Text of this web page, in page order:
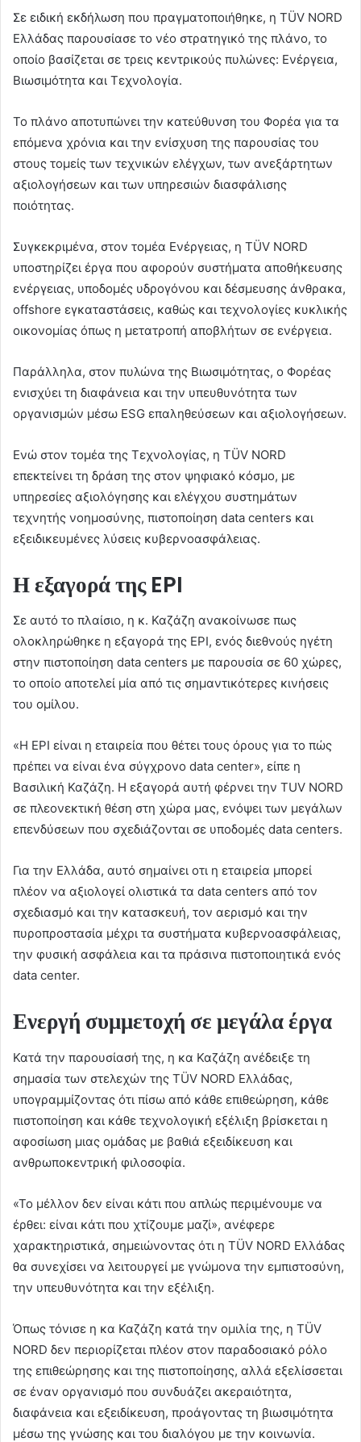
Σε ειδική εκδήλωση που πραγματοποιήθηκε, η TÜV NORD
Ελλάδας παρουσίασε το νέο στρατηγικό της πλάνο, το
οποίο βασίζεται σε τρεις κεντρικούς πυλώνες: Ενέργεια,
Βιωσιμότητα και Τεχνολογία.
Το πλάνο αποτυπώνει την κατεύθυνση του Φορέα για τα
επόμενα χρόνια και την ενίσχυση της παρουσίας του
στους τομείς των τεχνικών ελέγχων, των ανεξάρτητων
αξιολογήσεων και των υπηρεσιών διασφάλισης
ποιότητας.
Συγκεκριμένα, στον τομέα Ενέργειας, η TÜV NORD
υποστηρίζει έργα που αφορούν συστήματα αποθήκευσης
ενέργειας, υποδομές υδρογόνου και δέσμευσης άνθρακα,
offshore εγκαταστάσεις, καθώς και τεχνολογίες κυκλικής
οικονομίας όπως η μετατροπή αποβλήτων σε ενέργεια.
Παράλληλα, στον πυλώνα της Βιωσιμότητας, ο Φορέας
ενισχύει τη διαφάνεια και την υπευθυνότητα των
οργανισμών μέσω ESG επαληθεύσεων και αξιολογήσεων.
Ενώ στον τομέα της Τεχνολογίας, η TÜV NORD
επεκτείνει τη δράση της στον ψηφιακό κόσμο, με
υπηρεσίες αξιολόγησης και ελέγχου συστημάτων
τεχνητής νοημοσύνης, πιστοποίηση data centers και
εξειδικευμένες λύσεις κυβερνοασφάλειας.
Η εξαγορά της EPI
Σε αυτό το πλαίσιο, η κ. Καζάζη ανακοίνωσε πως
ολοκληρώθηκε η εξαγορά της EPI, ενός διεθνούς ηγέτη
στην πιστοποίηση data centers με παρουσία σε 60 χώρες,
το οποίο αποτελεί μία από τις σημαντικότερες κινήσεις
του ομίλου.
«Η EPI είναι η εταιρεία που θέτει τους όρους για το πώς
πρέπει να είναι ένα σύγχρονο data center», είπε η
Βασιλική Καζάζη. Η εξαγορά αυτή φέρνει την TUV NORD
σε πλεονεκτική θέση στη χώρα μας, ενόψει των μεγάλων
επενδύσεων που σχεδιάζονται σε υποδομές data centers.
Για την Ελλάδα, αυτό σημαίνει οτι η εταιρεία μπορεί
πλέον να αξιολογεί ολιστικά τα data centers από τον
σχεδιασμό και την κατασκευή, τον αερισμό και την
πυροπροστασία μέχρι τα συστήματα κυβερνοασφάλειας,
την φυσική ασφάλεια και τα πράσινα πιστοποιητικά ενός
data center.
Ενεργή συμμετοχή σε μεγάλα έργα
Κατά την παρουσίασή της, η κα Καζάζη ανέδειξε τη
σημασία των στελεχών της TÜV NORD Ελλάδας,
υπογραμμίζοντας ότι πίσω από κάθε επιθεώρηση, κάθε
πιστοποίηση και κάθε τεχνολογική εξέλιξη βρίσκεται η
αφοσίωση μιας ομάδας με βαθιά εξειδίκευση και
ανθρωποκεντρική φιλοσοφία.
«Το μέλλον δεν είναι κάτι που απλώς περιμένουμε να
έρθει: είναι κάτι που χτίζουμε μαζί», ανέφερε
χαρακτηριστικά, σημειώνοντας ότι η TÜV NORD Ελλάδας
θα συνεχίσει να λειτουργεί με γνώμονα την εμπιστοσύνη,
την υπευθυνότητα και την εξέλιξη.
Όπως τόνισε η κα Καζάζη κατά την ομιλία της, η TÜV
NORD δεν περιορίζεται πλέον στον παραδοσιακό ρόλο
της επιθεώρησης και της πιστοποίησης, αλλά εξελίσσεται
σε έναν οργανισμό που συνδυάζει ακεραιότητα,
διαφάνεια και εξειδίκευση, προάγοντας τη βιωσιμότητα
μέσω της γνώσης και του διαλόγου με την κοινωνία.